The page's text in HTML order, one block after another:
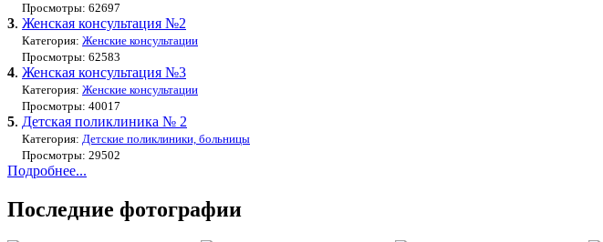
Просмотры: 62697
3. Женская консультация №2
Категория: Женские консультации
Просмотры: 62583
4. Женская консультация №3
Категория: Женские консультации
Просмотры: 40017
5. Детская поликлиника № 2
Категория: Детские поликлиники, больницы
Просмотры: 29502
Подробнее...
Последние фотографии